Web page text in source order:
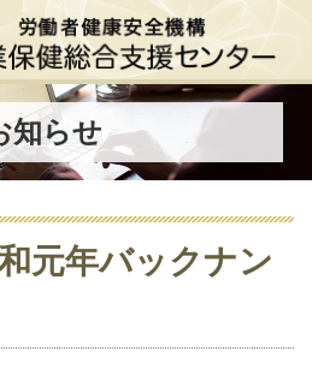
知らせ
元年バックナン